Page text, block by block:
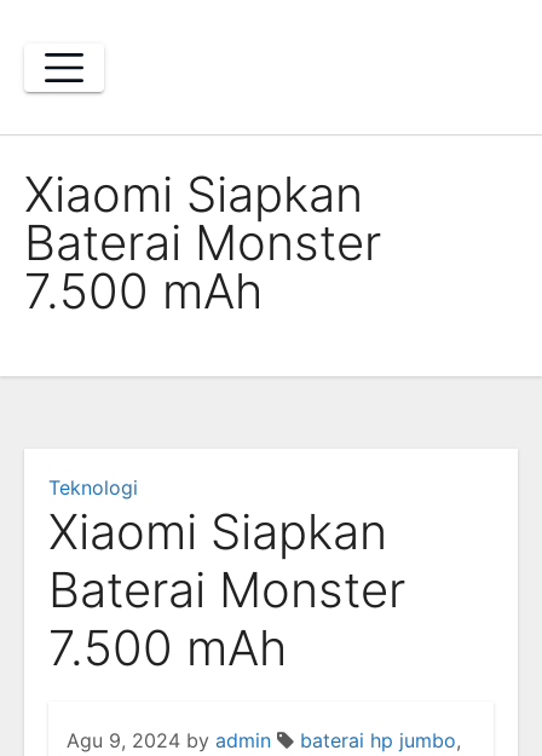
content
Xiaomi Siapkan
Baterai Monster
7.500 mAh
Teknologi
Xiaomi Siapkan
Baterai Monster
7.500 mAh
Agu 9, 2024 by admin baterai hp jumbo,